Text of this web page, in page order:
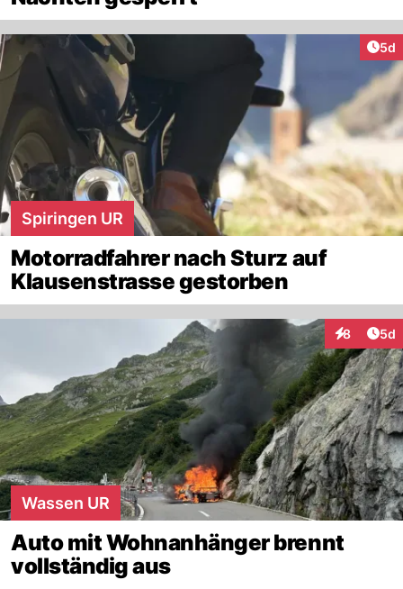
5d
Spiringen UR
Motorradfahrer nach Sturz auf
Klausenstrasse gestorben
8 5d
Wassen UR
Auto mit Wohnanhänger brennt
vollständig aus